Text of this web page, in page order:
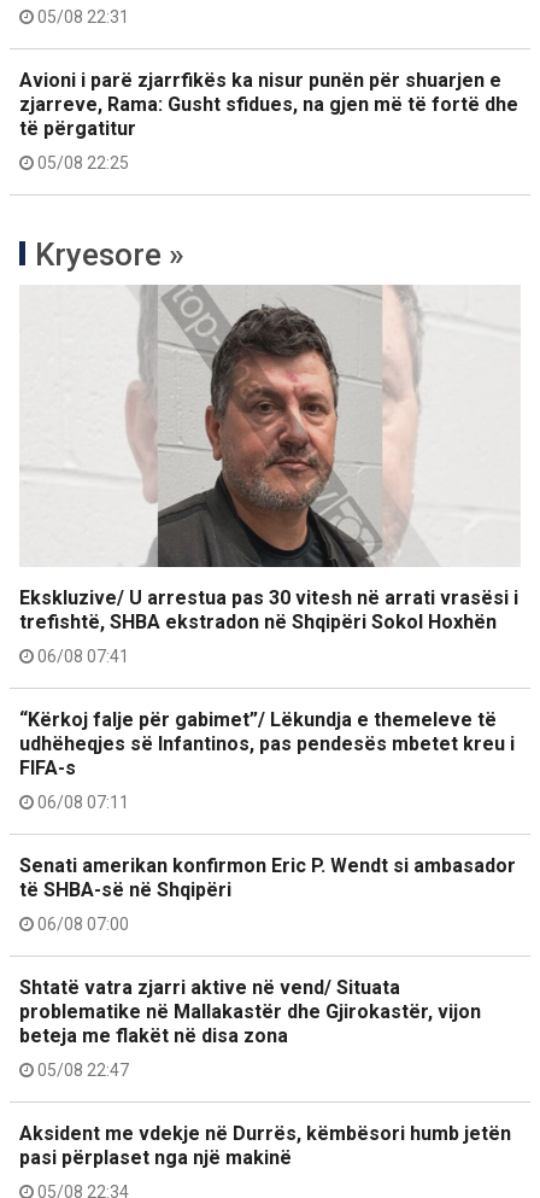
05/08 22:31
Avioni i parë zjarrfikës ka nisur punën për shuarjen e
zjarreve, Rama: Gusht sfidues, na gjen më të fortë dhe
të përgatitur
05/08 22:25
Kryesore »
Ekskluzive/ U arrestua pas 30 vitesh në arrati vrasësi i
trefishtë, SHBA ekstradon në Shqipëri Sokol Hoxhën
06/08 07:41
“Kërkoj falje për gabimet”/ Lëkundja e themeleve të
udhëheqjes së Infantinos, pas pendesës mbetet kreu i
FIFA-s
06/08 07:11
Senati amerikan konfirmon Eric P. Wendt si ambasador
të SHBA-së në Shqipëri
06/08 07:00
Shtatë vatra zjarri aktive në vend/ Situata
problematike në Mallakastër dhe Gjirokastër, vijon
beteja me flakët në disa zona
05/08 22:47
Aksident me vdekje në Durrës, këmbësori humb jetën
pasi përplaset nga një makinë
05/08 22:34